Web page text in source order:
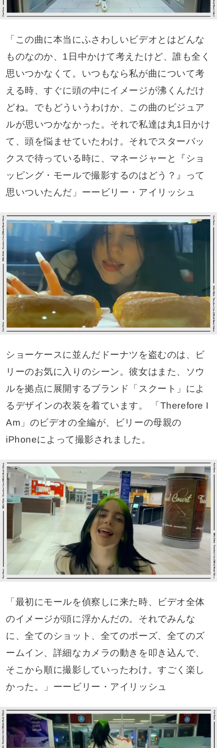
「この曲に本当にふさわしいビデオとはどんな
ものなのか、1日中かけて考えたけど、誰も全く
思いつかなくて。いつもなら私が曲について考
える時、すぐに頭の中にイメージが沸くんだけ
どね。でもどういうわけか、この曲のビジュア
ルが思いつかなかった。それで私達は丸1日かけ
て、頭を悩ませていたわけ。それでスターバッ
クスで待っている時に、マネージャーと『ショ
ッピング・モールで撮影するのはどう？』って
思いついたんだ」ーービリー・アイリッシュ
ショーケースに並んだドーナツを盗むのは、ビ
リーのお気に入りのシーン。彼女はまた、ソウ
ルを拠点に展開するブランド「スクート」によ
るデザインの衣装を着ています。 「Therefore I
Am」のビデオの全編が、ビリーの母親の
iPhoneによって撮影されました。
「最初にモールを偵察しに来た時、ビデオ全体
のイメージが頭に浮かんだの。それでみんな
に、全てのショット、全てのポーズ、全てのズ
ームイン、詳細なカメラの動きを叩き込んで、
そこから順に撮影していったわけ。すごく楽し
かった。」ーービリー・アイリッシュ